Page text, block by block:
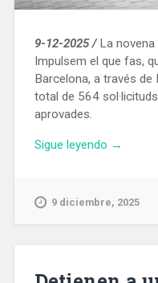
9-12-2025 /La novena
Impulsem el que fas,
Barcelona, a través de
total de 564
aprovades.
Sigue leyendo
impulsa
→
9 diciembre, 2025